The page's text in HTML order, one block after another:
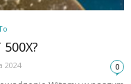
500X?
2024 0